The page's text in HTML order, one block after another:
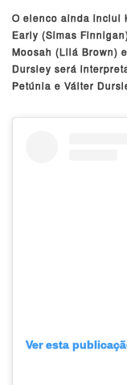
O elenco ainda inclui
Early (Simas
Moosah (Lilá Brown)
Dursley será
Petúnia e Válter
Ver esta